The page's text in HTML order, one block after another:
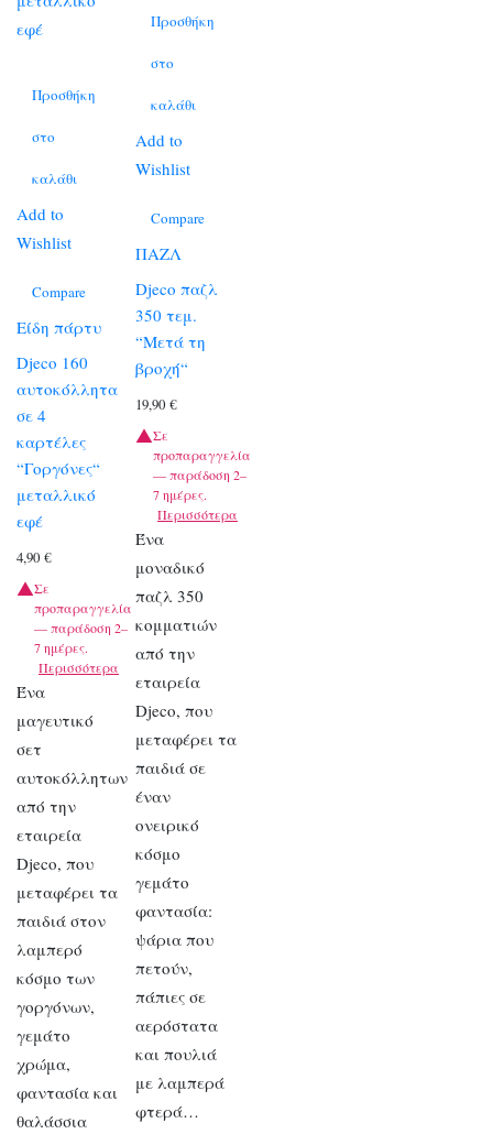
Προσθήκη
στο
καλάθι
Add to
Wishlist
Compare
Είδη πάρτυ
Djeco 160
αυτοκόλλητα
σε 4
καρτέλες
“Γοργόνες“
μεταλλικό
εφέ
4,90 €
Σε
προπαραγγελία
— παράδοση 2–
7 ημέρες.
Περισσότερα
Ένα
μαγευτικό
σετ
αυτοκόλλητων
από την
εταιρεία
Djeco, που
μεταφέρει τα
παιδιά στον
λαμπερό
κόσμο των
γοργόνων,
γεμάτο
χρώμα,
φαντασία και
θαλάσσια
Προσθήκη
στο
καλάθι
Add to
Wishlist
Compare
ΠΑΖΛ
Djeco παζλ
350 τεμ.
“Μετά τη
βροχή“
19,90€
Σε
προπαραγγελία
— παράδοση 2–
7 ημέρες.
Περισσότερα
Ένα
μοναδικό
παζλ 350
κομματιών
από την
εταιρεία
Djeco, που
μεταφέρει τα
παιδιά σε
έναν
ονειρικό
κόσμο
γεμάτο
φαντασία:
ψάρια που
πετούν,
πάπιες σε
αερόστατα
και πουλιά
με λαμπερά
φτερά…